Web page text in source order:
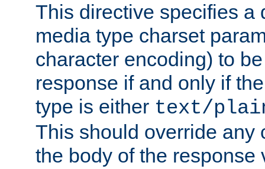
This directive specifies a
media type charset
character encoding) to
response if and only if
type is either text/
This should override any
the body of the